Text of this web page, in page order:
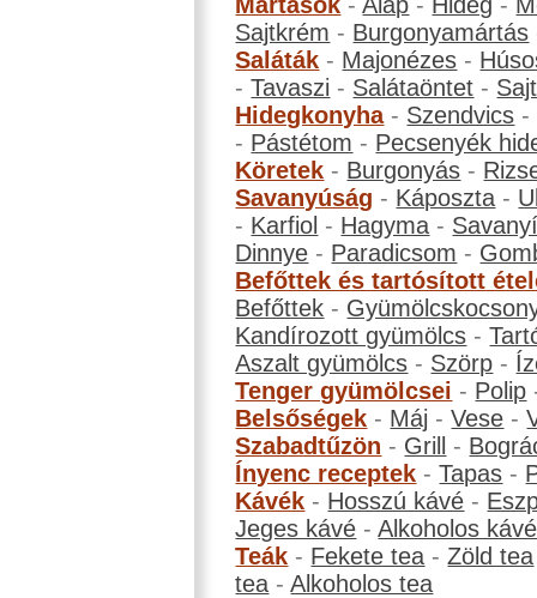
Sajtkrém - Burgonyamártás
Saláták - Majonézes -
-Tavaszi - Salátaöntet -
Hidegkonyha- Szendvics -
- Pástétom - Pecsenyék
Köretek - Burgonyás -
Savanyúság - Káposzta -
- Karfiol - Hagyma -
Dinnye - Paradicsom -
Befőttek és tartósított
Befőttek -
Kandírozott gyümölcs -
Aszalt gyümölcs - Szörp -
Tenger gyümölcsei - Polip
Belsőségek - Máj -Vese -
Szabadtűzön - Grill -
Ínyenc receptek -Tapas -
Kávék - Hosszú kávé -
Jeges kávé -Alkoholos kávé
Teák - Fekete tea -Zöld tea
tea -Alkoholos tea